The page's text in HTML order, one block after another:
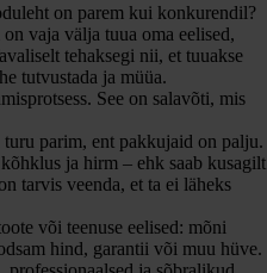
on parem kui konkurendil?
vaja välja tuua oma eelised,
tehaksegi nii, et tuuakse
tutvustada ja müüa.
See on salavõti, mis
parim, ent pakkujaid on palju.
ja hirm – ehk saab kusagilt
tarvis veenda, et ta ei läheks
või teenuse eelised: mõni
hind, garantii või muu hüve.